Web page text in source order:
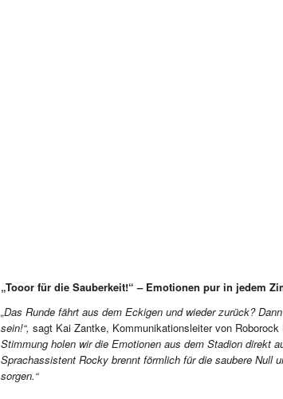
„Tooor für die Sauberkeit!“ – Emotionen pur in jedem
„Das Runde fährt aus dem Eckigen und wieder zurück?
sein!“, sagt Kai Zantke, Kommunikationsleiter von Roborock
Stimmung holen wir die Emotionen aus dem Stadion direkt
Sprachassistent Rocky brennt förmlich für die saubere Null
sorgen.“